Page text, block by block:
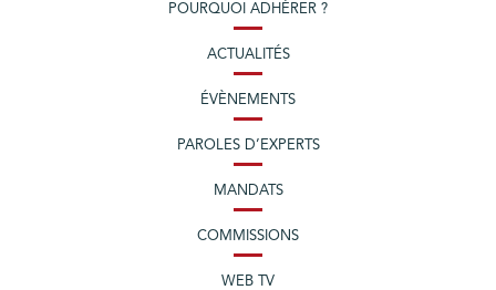
POURQUOI ADHÉRER ?
ACTUALITÉS
ÉVÈNEMENTS
PAROLES D’EXPERTS
MANDATS
COMMISSIONS
WEB TV